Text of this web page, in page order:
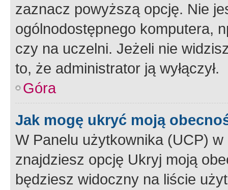
zaznacz powyższą opcję. Nie
ogólnodostępnego komputera,
czy na uczelni. Jeżeli nie
to, że administrator ją wyłączył.
Góra
Jak mogę ukryć moją
W Panelu użytkownika (UCP) w
znajdziesz opcję Ukryj moją
będziesz widoczny na liście